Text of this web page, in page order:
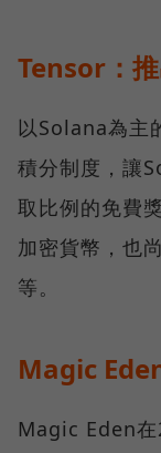
Tensor：
以Solana為主
積分制度，讓
取比例的免費
加密貨幣，也
等。
Magic
Magic Eden在